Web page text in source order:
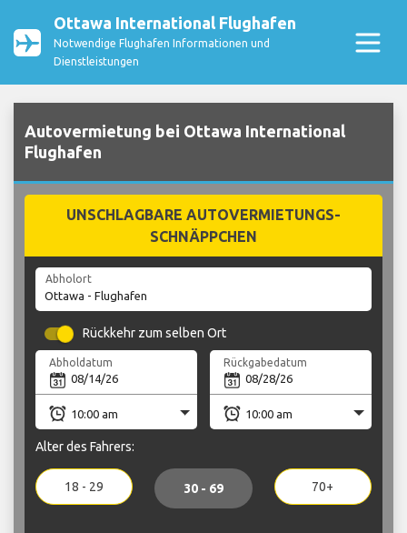
Ottawa International Flughafen
Notwendige Flughafen Informationen und
Dienstleistungen
Autovermietung bei Ottawa International
Flughafen
UNSCHLAGBARE AUTOVERMIETUNGS-
SCHNÄPPCHEN
Abholort
Rückkehr zum selben Ort
Abholdatum Rückgabedatum
Alter des Fahrers:
18 - 29 30 - 69 70+